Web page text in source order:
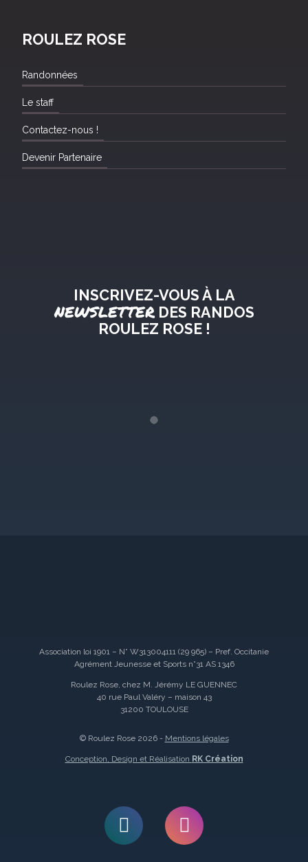
ROULEZ ROSE
Randonnées
Le staff
Contactez-nous !
Devenir Partenaire
INSCRIVEZ-VOUS À LA
NEWSLETTERDES RANDOS
ROULEZ ROSE !
Association loi 1901 – N° W313004111 (29 965) – Pref. Occitanie
Agrément Jeunesse et Sports n°31 AS 1346
Roulez Rose, chez M. Jérémy LE GUENNEC
40 rue Paul Valéry – maison 43
31200 TOULOUSE
© Roulez Rose 2026 - Mentions légales
Conception, Design et Réalisation RK Création